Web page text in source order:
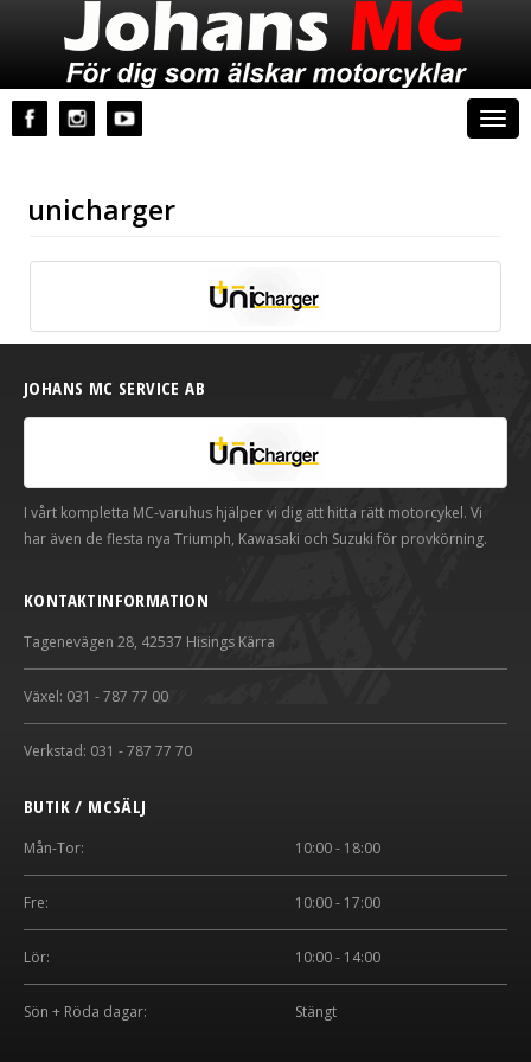
unicharger
JOHANS MC SERVICE AB
I vårt kompletta MC-varuhus hjälper vi dig att hitta rätt motorcykel. Vi
har även de flesta nya Triumph, Kawasaki och Suzuki för provkörning.
KONTAKTINFORMATION
Tagenevägen 28, 42537 Hisings Kärra
Växel: 031 - 787 77 00
Verkstad: 031 - 787 77 70
BUTIK / MCSÄLJ
Mån-Tor: 10:00 - 18:00
Fre: 10:00 - 17:00
Lör: 10:00 - 14:00
Sön + Röda dagar: Stängt